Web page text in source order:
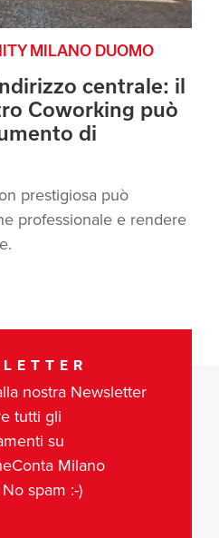
MILANO DUOMO
centrale: il
Coworking può
di
prestigiosa può
professionale e rendere
nostra Newsletter
tutti gli
su
Milano
spam :-)